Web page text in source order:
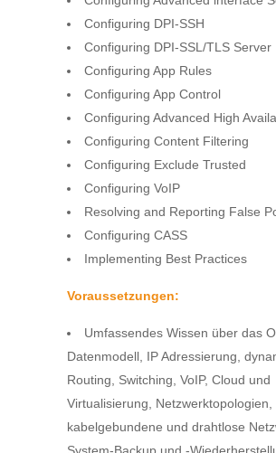
Configuring DPI-SSH
Configuring DPI-SSL/TLS Server
Configuring App Rules
Configuring App Control
Configuring Advanced High
Configuring Content Filtering
Configuring Exclude Trusted
Configuring VoIP
Resolving and Reporting False
Configuring CASS
Implementing Best Practices
Voraussetzungen:
Umfassendes Wissen über das
Datenmodell, IP Adressierung,
Routing, Switching, VoIP, Cloud und
Virtualisierung, Netzwerktopologien,
kabelgebundene und drahtlose